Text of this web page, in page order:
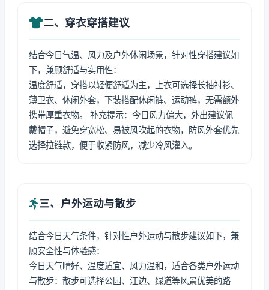
二、穿衣穿搭建议
结合今日气温、风力及户外休闲场景，针对性穿搭建议如
下，兼顾舒适与实用性：
温度舒适，穿搭以轻便舒适为主，上衣可选择长袖衬衫、
薄卫衣、休闲外套，下装搭配休闲裤、运动裤，无需额外
携带厚重衣物。 补充提示：今日风力偏大，外出建议佩
戴帽子，避免穿宽松、易被风吹起的衣物，防风外套优先
选择拉链款，便于收紧防风，减少冷风灌入。
三、户外运动与散步
结合今日天气条件，针对性户外运动与散步建议如下，兼
顾安全性与体验感：
今日天气晴好、温度适宜、风力温和，适合各类户外运动
与散步：散步可选择公园、江边、绿道等风景优美的路